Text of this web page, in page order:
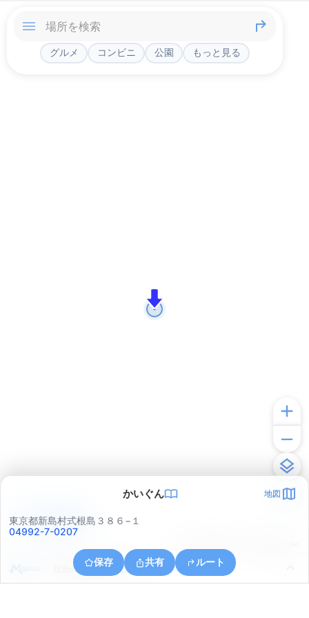
グルメ コンビニ 公園 もっと見る
かいぐん 地図
東京都新島村式根島３８６−１
04992-7-0207
保存 共有 ルート
住所の取得に失敗しました
アプリで見る